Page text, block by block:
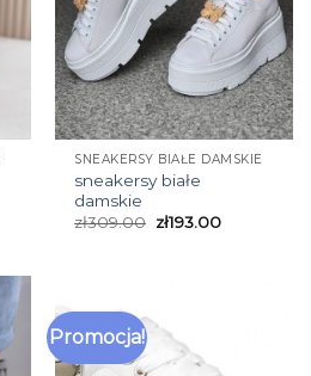
SNEAKERSY BIAŁE DAMSKIE
sneakersy białe
damskie
zł309.00 zł193.00
Promocja!